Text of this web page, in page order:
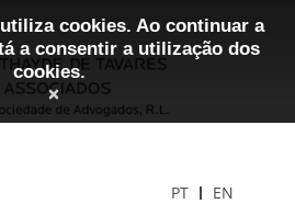
PT EN
cookies. Ao continuar a
a consentir a utilização dos
cookies.
×